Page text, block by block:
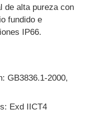
de alta pureza con
fundido e
IP66.
GB3836.1-2000,
Exd IICT4